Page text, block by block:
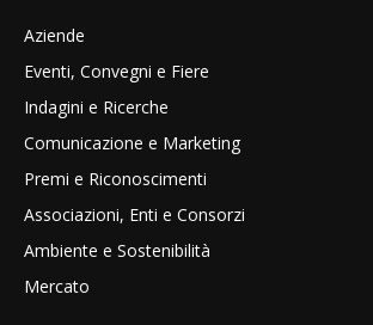
Aziende
Eventi, Convegni e Fiere
Indagini e Ricerche
Comunicazione e Marketing
Premi e Riconoscimenti
Associazioni, Enti e Consorzi
Ambiente e Sostenibilità
Mercato